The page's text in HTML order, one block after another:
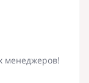
менеджеров!